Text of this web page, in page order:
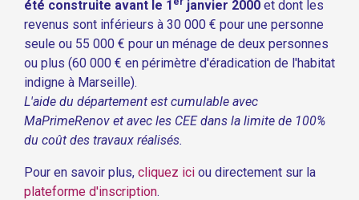
été construite avant le 1
janvier 2000 et dont les
revenus sont inférieurs à 30 000 € pour une personne
seule ou 55 000 € pour un ménage de deux personnes
ou plus (60 000 € en périmètre d'éradication de l'habitat
indigne à Marseille).
L'aide du département est cumulable avec
MaPrimeRenov et avec les CEE dans la limite de 100%
du coût des travaux réalisés.
Pour en savoir plus, cliquez ici ou directement sur la
plateforme d'inscription.